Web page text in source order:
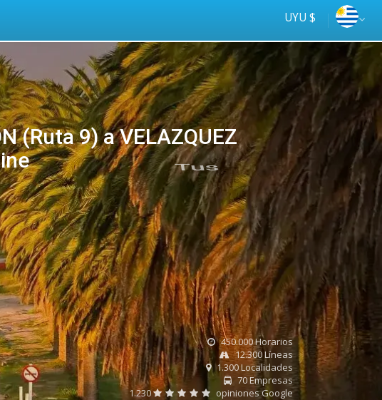
UYU $
(Ruta 9) a VELAZQUEZ
online
Tus
ómnibus
450.000 Horarios
12.300 Líneas
1.300 Localidades
70 Empresas
1.230
opiniones Google